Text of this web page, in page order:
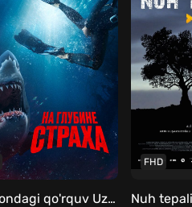
Ummondagi qo'rquv Uzbek tilida
FHD